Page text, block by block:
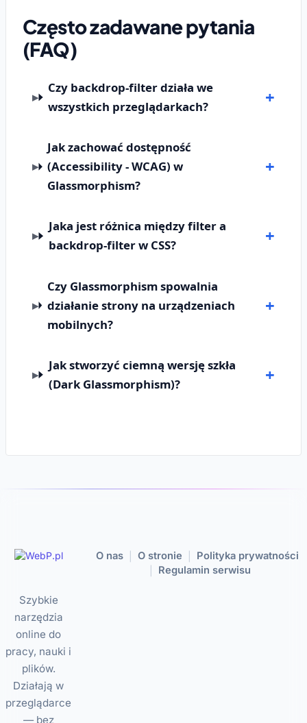
Często zadawane pytania
(FAQ)
Czy backdrop-filter działa we
wszystkich przeglądarkach?
Jak zachować dostępność
(Accessibility - WCAG) w
Glassmorphism?
Jaka jest różnica między filter a
backdrop-filter w CSS?
Czy Glassmorphism spowalnia
działanie strony na urządzeniach
mobilnych?
Jak stworzyć ciemną wersję szkła
(Dark Glassmorphism)?
Szybkie
narzędzia
online do
pracy, nauki i
plików.
Działają w
przeglądarce
— bez
O nas O stronie Polityka prywatności
Regulamin serwisu